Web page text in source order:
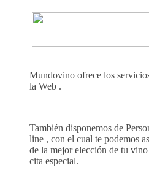
Mundovino ofrece los
la Web .
También disponemos de
line , con el cual te podemos
de la mejor elección de tu vino
cita especial.